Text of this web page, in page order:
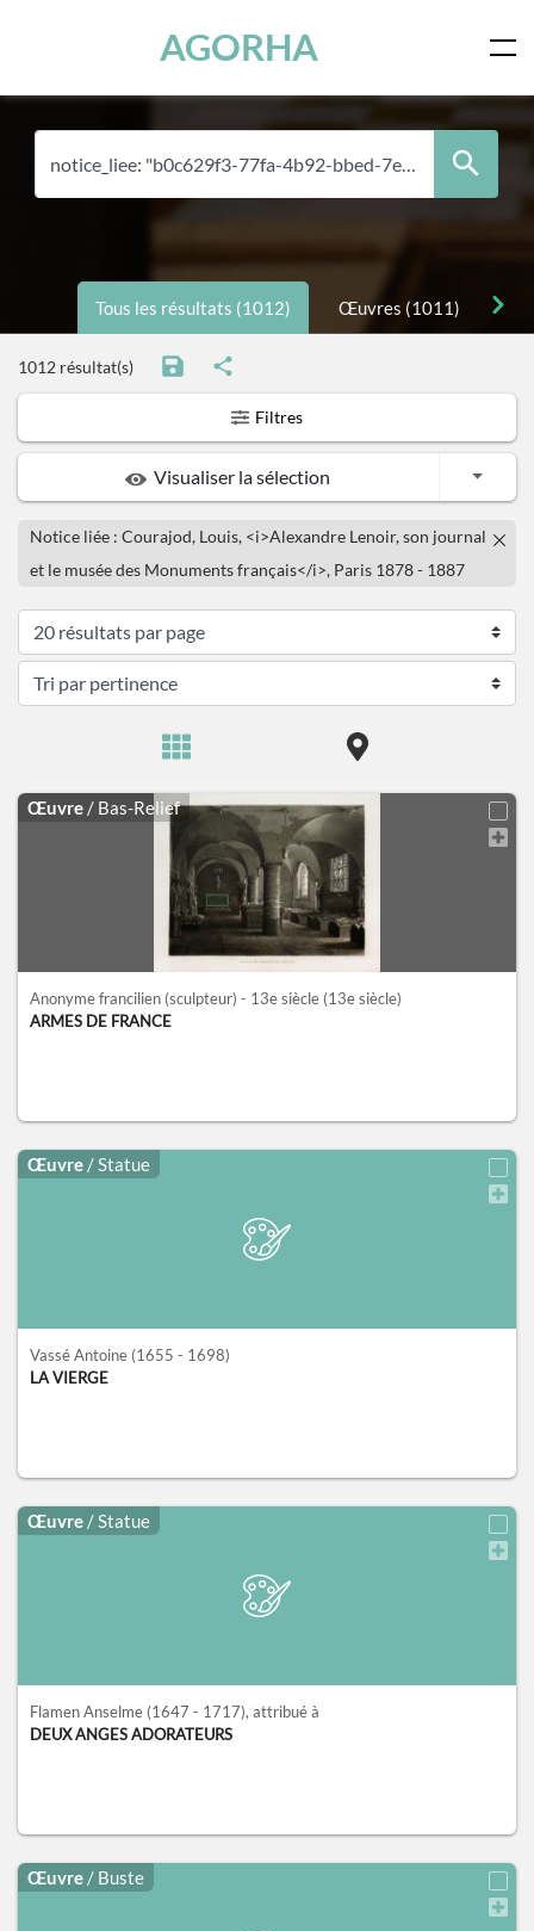
AGORHA
Tous les résultats (1012) Œuvres (1011)
1012 résultat(s)
Filtres
Visualiser la sélection Toggle
Notice liée : Courajod, Louis, <i>Alexandre Lenoir, son journal
et le musée des Monuments français</i>, Paris 1878 - 1887
Œuvre / Bas-Relief
Anonyme francilien (sculpteur) - 13e siècle (13e siècle)
ARMES DE FRANCE
Œuvre / Statue
Vassé Antoine (1655 - 1698)
LA VIERGE
Œuvre / Statue
Flamen Anselme (1647 - 1717), attribué à
DEUX ANGES ADORATEURS
Œuvre / Buste